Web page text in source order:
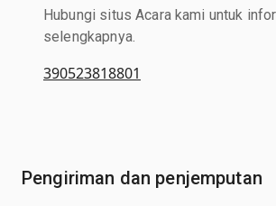
Hubungi situs Acara kami untuk
selengkapnya.
390523818801
Pengiriman dan penjemputan